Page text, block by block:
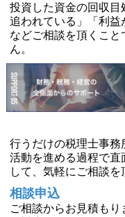
投資した資金の回収目
追われている」「利益
などご相談を頂くこ
ん。
行うだけの税理士事
活動を進める過程で
して、気軽にご相談を
相談申込
ご相談からお見積もり